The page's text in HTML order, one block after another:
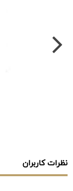
نظرات کاربران